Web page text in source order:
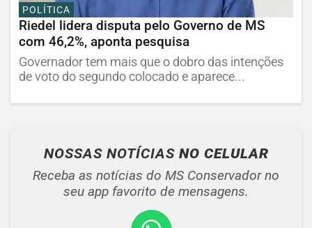
POLÍTICA
Riedel lidera disputa pelo Governo de MS
com 46,2%, aponta pesquisa
Governador tem mais que o dobro das intenções
de voto do segundo colocado e aparece...
NOSSAS NOTÍCIAS NO CELULAR
Receba as notícias do MS Conservador no
seu app favorito de mensagens.